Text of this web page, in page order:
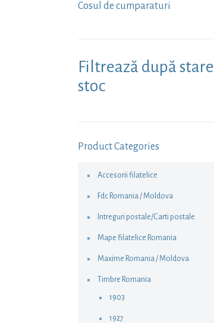
Cosul de cumparaturi
Filtrează după stare
stoc
Product Categories
Accesorii filatelice
Fdc Romania / Moldova
Intreguri postale/Carti postale
Mape filatelice Romania
Maxime Romania / Moldova
Timbre Romania
1903
1927